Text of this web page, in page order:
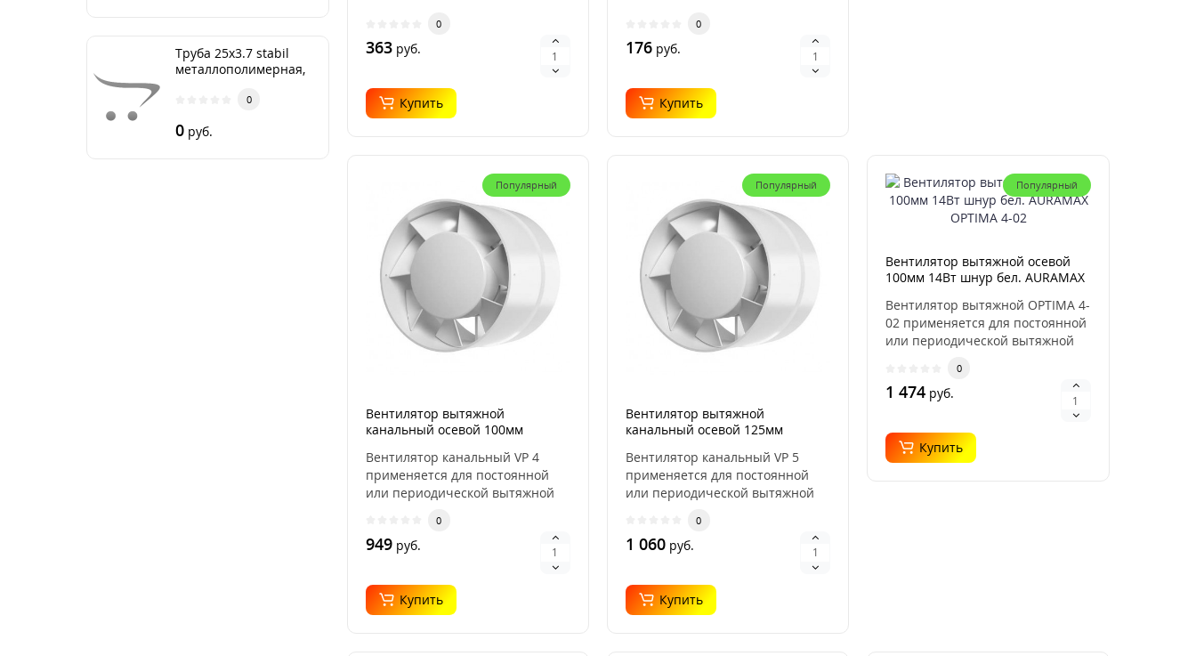
Труба 25х3.7 stabil
металлополимерная,
0
0 руб.
0
363руб.
Купить
0
176руб.
Купить
Популярный
Вентилятор вытяжной
канальный осевой 100мм
Вентилятор канальный VP 4
применяется для постоянной
или периодической вытяжной
0
949руб.
Купить
Популярный
Вентилятор вытяжной
канальный осевой 125мм
Вентилятор канальный VP 5
применяется для постоянной
или периодической вытяжной
0
1 060руб.
Купить
Популярный
Вентилятор вытяжной осевой
100мм 14Вт шнур бел. AURAMAX
Вентилятор вытяжной OPTIMA 4-
02 применяется для постоянной
или периодической вытяжной
0
1 474 руб.
Купить